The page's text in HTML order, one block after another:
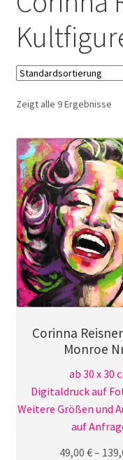
Rahmen & Einrahmung
Referenzen
Galerie
Jobs
Kontakt
Mein Konto
Warenkorb
Zeigt alle 9 Ergebnisse
Corinna
Monroe
ab 30 x 30
Digitaldruck auf
Weitere Größen und
auf
49,00€–